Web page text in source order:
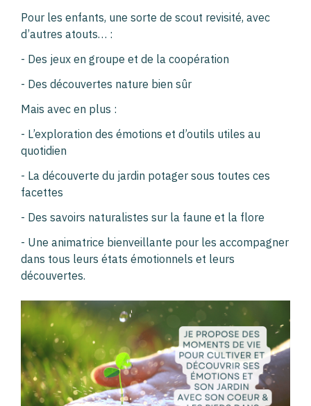
Pour les enfants, une sorte de scout revisité, avec
d’autres atouts… :
- Des jeux en groupe et de la coopération
- Des découvertes nature bien sûr
Mais avec en plus :
- L’exploration des émotions et d’outils utiles au
quotidien
- La découverte du jardin potager sous toutes ces
facettes
- Des savoirs naturalistes sur la faune et la flore
- Une animatrice bienveillante pour les accompagner
dans tous leurs états émotionnels et leurs
découvertes.